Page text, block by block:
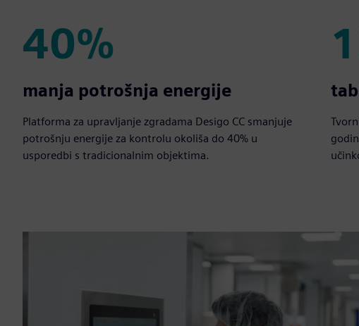
40%
40%
manja potrošnja energije
Platforma za upravljanje zgradama Desigo CC smanjuje
potrošnju energije za kontrolu okoliša do 40% u
usporedbi s tradicionalnim objektima.